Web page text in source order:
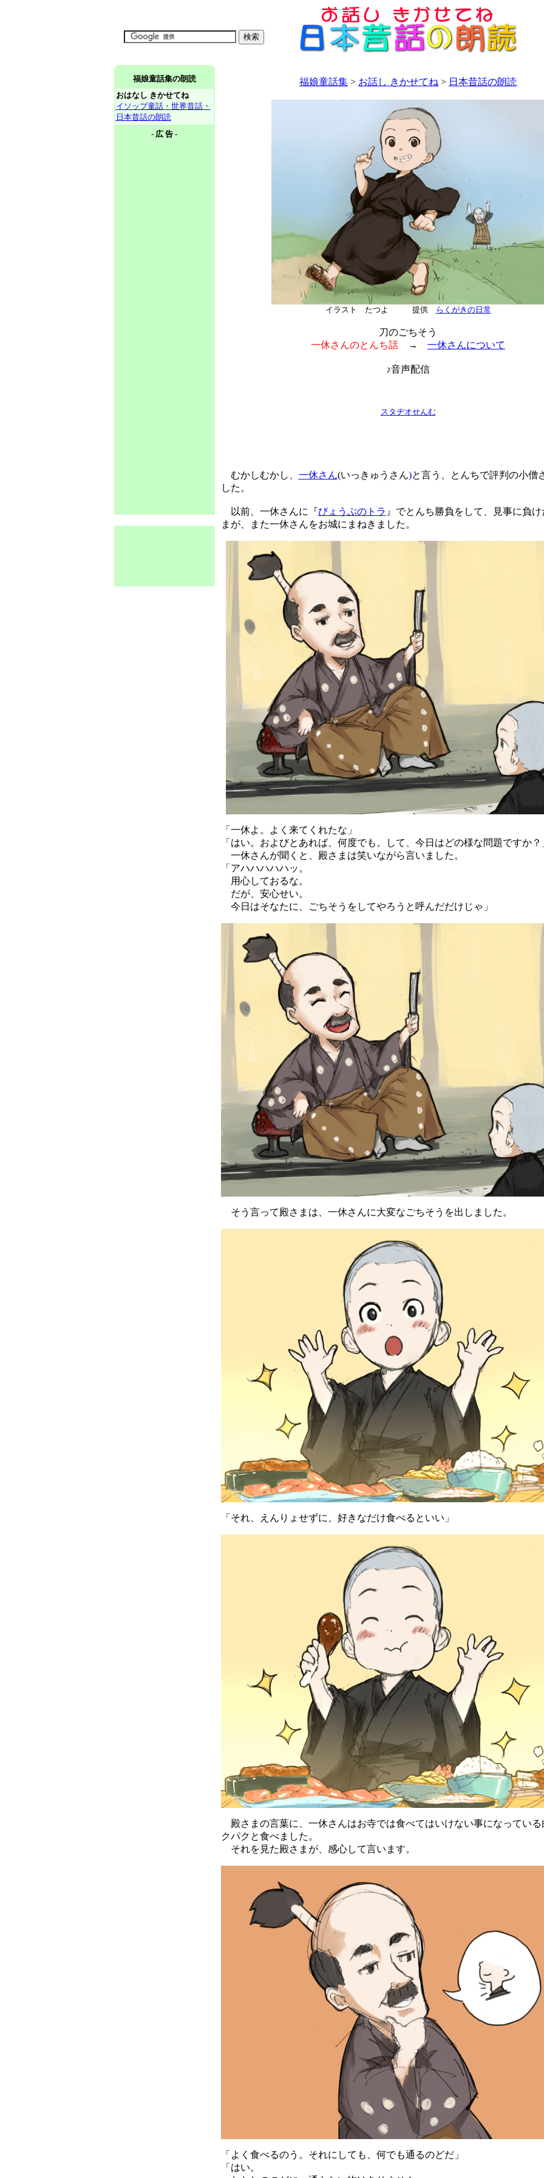
福娘童話集の朗読
おはなし きかせてね
イソップ童話・世界昔話・
日本昔話の朗読
- 広 告 -
福娘童話集 > お話し きかせてね > 日本昔話の朗読
イラスト たつよ 提供 らくがきの日常
刀のごちそう
一休さんのとんち話 → 一休さんについて
♪音声配信
スタヂオせんむ
むかしむかし、 一休さん(いっきゅうさん)と言う、とんちで評判の小僧
した。
以前、一休さんに『びょうぶのトラ 』でとんち勝負をして、見事に負
まが、また一休さんをお城にまねきました。
「一休よ。よく来てくれたな」
「はい。およびとあれば、何度でも。して、今日はどの様な問題ですか？
一休さんが聞くと、殿さまは笑いながら言いました。
「アハハハハハッ。
用心しておるな。
だが、安心せい。
今日はそなたに、ごちそうをしてやろうと呼んだだけじゃ」
そう言って殿さまは、一休さんに大変なごちそうを出しました。
「それ、えんりょせずに、好きなだけ食べるといい」
殿さまの言葉に、一休さんはお寺では食べてはいけない事になっている
クパクと食べました。
それを見た殿さまが、感心して言います。
「よく食べるのう。それにしても、何でも通るのどだ」
「はい。